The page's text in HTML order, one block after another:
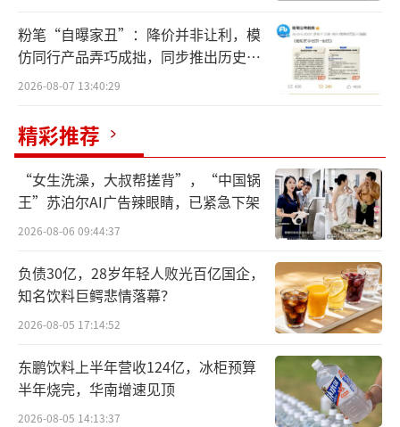
而此次资本运作的核心，是围绕秦淮数据
中国区业务展开。
这场并购早在2025年9月便已拉开了序幕。
彼时东阳光与其控股股东东阳实业牵头，联合
其他投资方向东数一号进行增资，其中东阳光
及关联方合计增资75亿元。
随后，东数一号将款项转至东阳光的另一
家子公司东创未来的账上，由东创未来向银团
签署并购贷款合同获得杠杆资金。东创未来再
将贷款资金及股东出资款转向东数三号，由东
数三号为交易主体，以280亿元现金对价，收购
秦淮数据中国区经营主体100%股权。
粉笔“自曝家丑”：降价并非让利，模
仿同行产品弄巧成拙，同步推出历史学
员退费方案
2026-08-07 13:40:29
精彩推荐
“女生洗澡，大叔帮搓背”，“中国锅
王”苏泊尔AI广告辣眼睛，已紧急下架
2026-08-06 09:44:37
负债30亿，28岁年轻人败光百亿国企，
知名饮料巨鳄悲情落幕？
2026-08-05 17:14:52
东鹏饮料上半年营收124亿，冰柜预算
半年烧完，华南增速见顶
2026-08-05 14:13:37